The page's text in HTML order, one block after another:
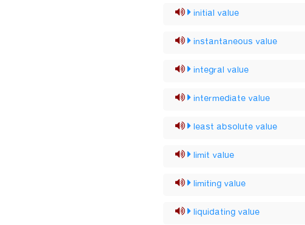
initial value
instantaneous value
integral value
intermediate value
least absolute value
limit value
limiting value
liquidating value